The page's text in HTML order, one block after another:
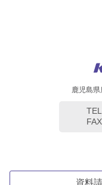
鹿児島
資料